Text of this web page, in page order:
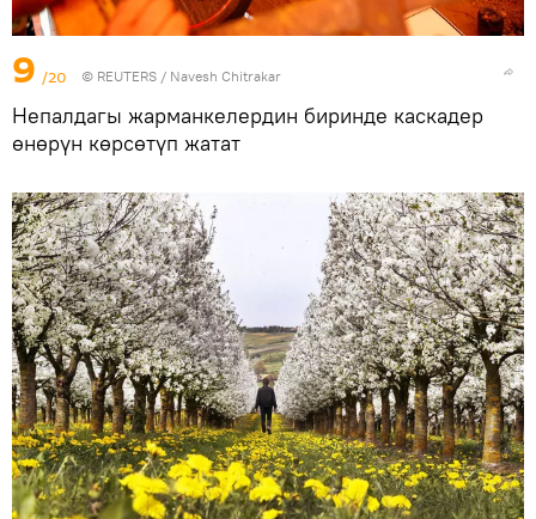
9 /20 © REUTERS / Navesh Chitrakar
Непалдагы жарманкелердин биринде каскадер
өнөрүн көрсөтүп жатат